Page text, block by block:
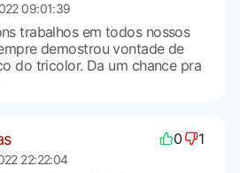
09:01:39
trabalhos em todos nossos
demostrou vontade de
do tricolor. Da um chance pra
0 1
22:22:04